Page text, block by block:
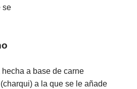
se
a base de carne
a la que se le añade